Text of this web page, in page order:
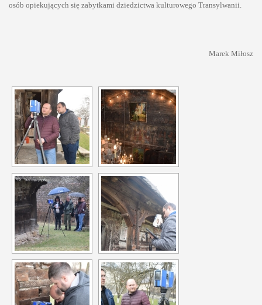
osób opiekujących się zabytkami dziedzictwa kulturowego Transylwanii.
Marek Miłosz